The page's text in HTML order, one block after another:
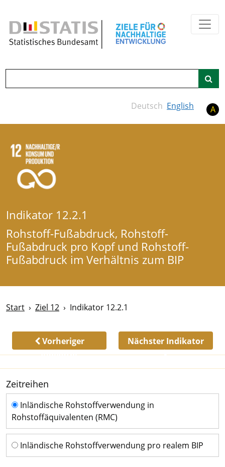
Deutsch English A
Indikator 12.2.1
Rohstoff-Fußabdruck, Rohstoff-
Fußabdruck pro Kopf und Rohstoff-
Fußabdruck im Verhältnis zum BIP
Start Ziel 12 Indikator 12.2.1
Vorheriger
Indikator
Nächster Indikator
Zeitreihen
Zeitreihen
Inländische Rohstoffverwendung in
Rohstoffäquivalenten (RMC)
Inländische Rohstoffverwendung pro realem BIP